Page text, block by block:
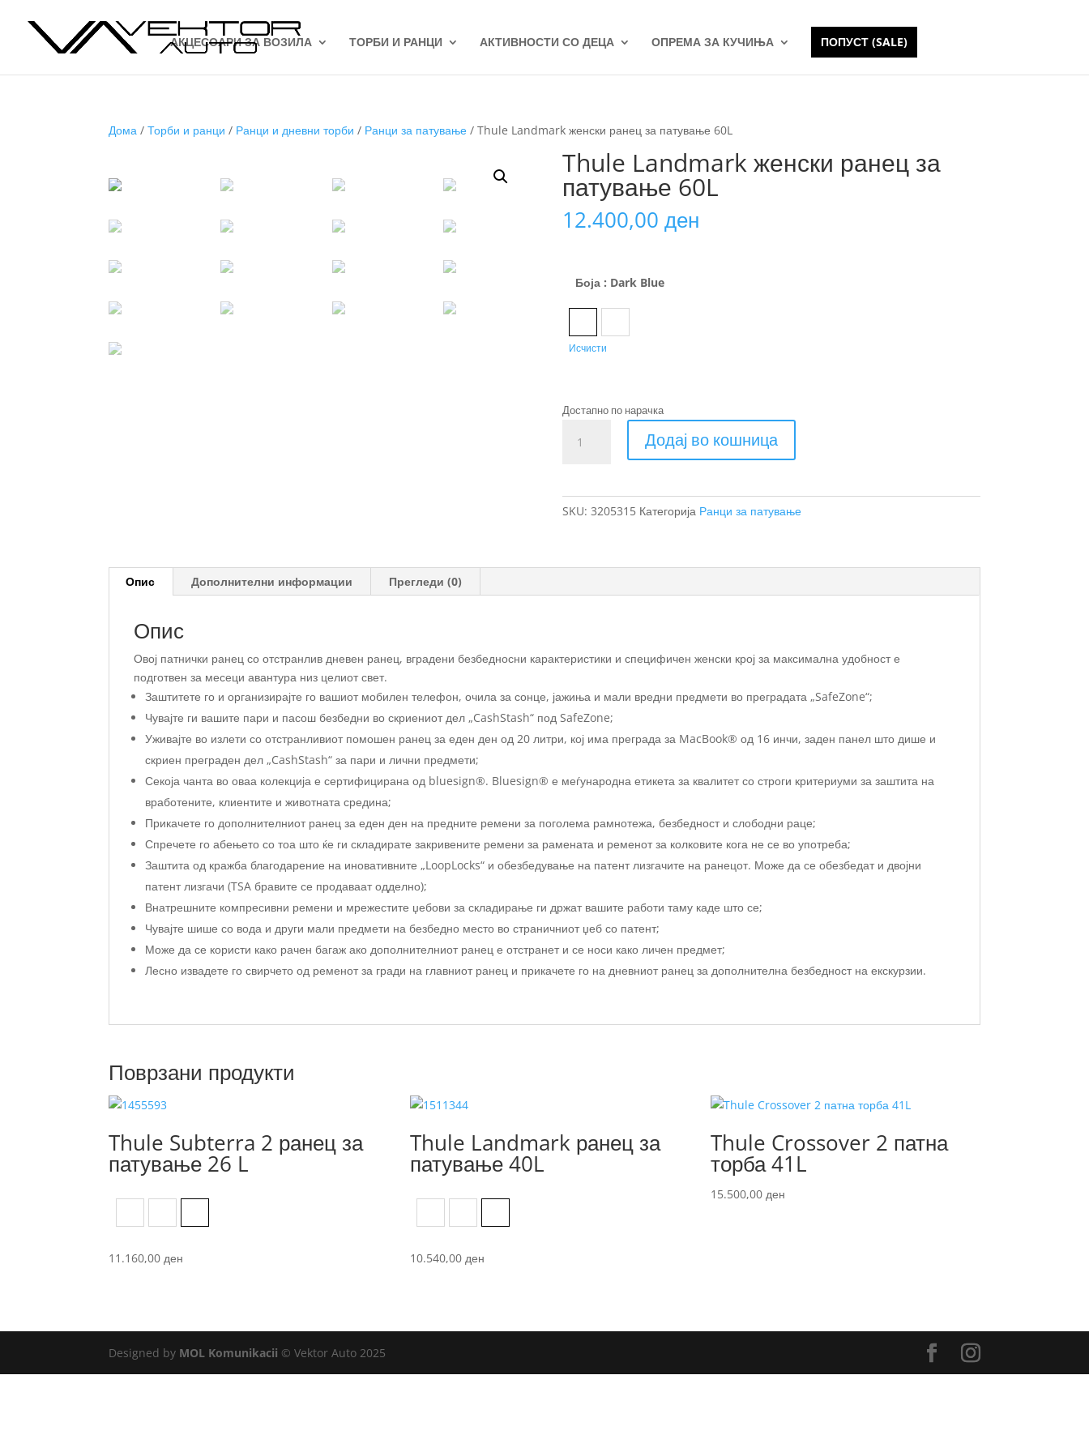
АКЦЕСОАРИ ЗА ВОЗИЛА ТОРБИ И РАНЦИ АКТИВНОСТИ СО ДЕЦА ОПРЕМА ЗА КУЧИЊА ПОПУСТ (SALE)
Дома /Торби и ранци / Ранци и дневни торби / Ранци за патување / Thule Landmark женски ранец за патување 60L
Thule Landmark женски ранец за
патување 60L
12.400,00 ден
Боја: Dark Blue
Исчисти
Достапно по нарачка
Landmark
Додај во кошница
SKU: 3205315 Категорија Ранци за патување
Опис Дополнителни информации Прегледи (0)
Опис
Овој патнички ранец со отстранлив дневен ранец, вградени безбедносни карактеристики и специфичен женски крој за максимална удобност е
подготвен за месеци авантура низ целиот свет.
Заштитете го и организирајте го вашиот мобилен телефон, очила за сонце, јажиња и мали вредни предмети во преградата „SafeZone“;
Чувајте ги вашите пари и пасош безбедни во скриениот дел „CashStash“ под SafeZone;
Уживајте во излети со отстранливиот помошен ранец за еден ден од 20 литри, кој има преграда за MacBook® од 16 инчи, заден панел што дише и
скриен преграден дел „CashStash“ за пари и лични предмети;
Секоја чанта во оваа колекција е сертифицирана од bluesign®. Bluesign® е меѓународна етикета за квалитет со строги критериуми за заштита на
вработените, клиентите и животната средина;
Прикачете го дополнителниот ранец за еден ден на предните ремени за поголема рамнотежа, безбедност и слободни раце;
Спречете го абењето со тоа што ќе ги складирате закривените ремени за рамената и ременот за колковите кога не се во употреба;
Заштита од кражба благодарение на иновативните „LoopLocks“ и обезбедување на патент лизгачите на ранецот. Може да се обезбедат и двојни
патент лизгачи (TSA бравите се продаваат одделно);
Внатрешните компресивни ремени и мрежестите џебови за складирање ги држат вашите работи таму каде што се;
Чувајте шише со вода и други мали предмети на безбедно место во страничниот џеб со патент;
Може да се користи како рачен багаж ако дополнителниот ранец е отстранет и се носи како личен предмет;
Лесно извадете го свирчето од ременот за гради на главниот ранец и прикачете го на дневниот ранец за дополнителна безбедност на екскурзии.
Поврзани продукти
Thule Subterra 2 ранец за
патување 26 L
11.160,00ден
Thule Landmark ранец за
патување 40L
10.540,00 ден
Thule Crossover 2 патна
торба 41L
15.500,00ден
Designed by MOL Komunikacii © Vektor Auto 2025